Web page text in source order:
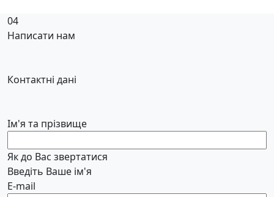
04
Написати нам
Контактні дані
Ім'я та прізвище
Як до Вас звертатися
Введіть Ваше ім'я
E-mail